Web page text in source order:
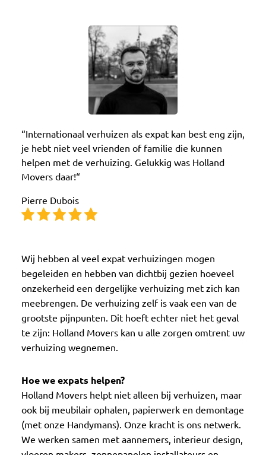
“Internationaal verhuizen als expat kan best eng zijn,
je hebt niet veel vrienden of familie die kunnen
helpen met de verhuizing. Gelukkig was Holland
Movers daar!“
Pierre Dubois
Wij hebben al veel expat verhuizingen mogen
begeleiden en hebben van dichtbij gezien hoeveel
onzekerheid een dergelijke verhuizing met zich kan
meebrengen. De verhuizing zelf is vaak een van de
grootste pijnpunten. Dit hoeft echter niet het geval
te zijn: Holland Movers kan u alle zorgen omtrent uw
verhuizing wegnemen.
Hoe we expats helpen?
Holland Movers helpt niet alleen bij verhuizen, maar
ook bij meubilair ophalen, papierwerk en demontage
(met onze Handymans). Onze kracht is ons netwerk.
We werken samen met aannemers, interieur design,